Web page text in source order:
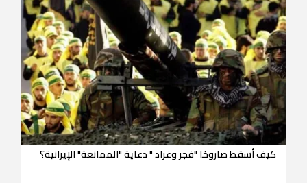
كيف أسقط صاروخا "فجر وغراد " دعاية "الممانعة" الإيرانية؟